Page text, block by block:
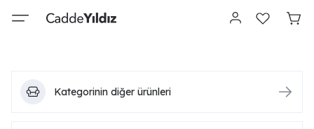
Kategorinin diğer ürünleri